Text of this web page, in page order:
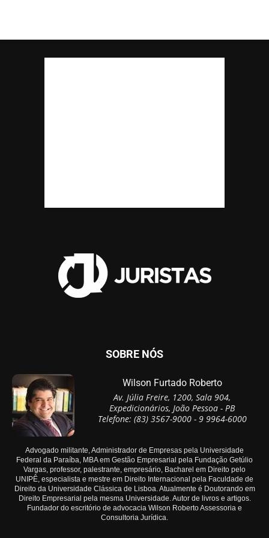
SOBRE NÓS
Wilson Furtado Roberto
Av. Júlia Freire, 1200, Sala 904,
Expedicionários, João Pessoa - PB
Telefone: (83) 3567-9000 - 9 9964-6000
Advogado militante, Administrador de Empresas pela Universidade
Federal da Paraíba, MBA em Gestão Empresarial pela Fundação Getúlio
Vargas, professor, palestrante, empresário, Bacharel em Direito pelo
UNIPÊ, especialista e mestre em Direito Internacional pela Faculdade de
Direito da Universidade Clássica de Lisboa. Atualmente é Doutorando em
Direito Empresarial pela mesma Universidade. Autor de livros e artigos.
Fundador do escritório de advocacia Wilson Roberto Assessoria e
Consultoria Jurídica.